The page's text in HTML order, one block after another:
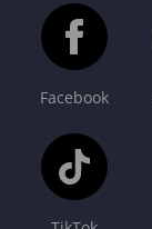
Facebook